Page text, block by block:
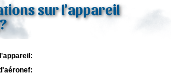
sur l'appareil